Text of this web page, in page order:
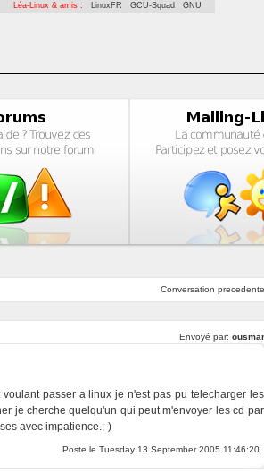
Léa-Linux & amis : LinuxFR GCU-Squad GNU
Conversation precedente
Envoyé par:
passer a linux je n'est pas pu telecharger les
je cherche quelqu'un qui peut m'envoyer les cd par
avec impatience.;-)
Poste le Tuesday 13 September 2005 11:46:20